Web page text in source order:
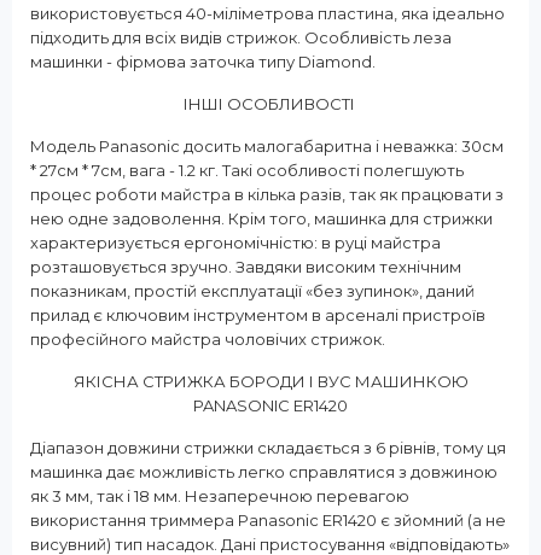
використовується 40-міліметрова пластина, яка ідеально
підходить для всіх видів стрижок. Особливість леза
машинки - фірмова заточка типу Diamond.
ІНШІ ОСОБЛИВОСТІ
Модель Panasonic досить малогабаритна і неважка: 30см
* 27см * 7см, вага - 1.2 кг. Такі особливості полегшують
процес роботи майстра в кілька разів, так як працювати з
нею одне задоволення. Крім того, машинка для стрижки
характеризується ергономічністю: в руці майстра
розташовується зручно. Завдяки високим технічним
показникам, простій експлуатації «без зупинок», даний
прилад є ключовим інструментом в арсеналі пристроїв
професійного майстра чоловічих стрижок.
ЯКІСНА СТРИЖКА БОРОДИ І ВУС МАШИНКОЮ
PANASONIC ER1420
Діапазон довжини стрижки складається з 6 рівнів, тому ця
машинка дає можливість легко справлятися з довжиною
як 3 мм, так і 18 мм. Незаперечною перевагою
використання триммера Panasonic ER1420 є зйомний (а не
висувний) тип насадок. Дані пристосування «відповідають»